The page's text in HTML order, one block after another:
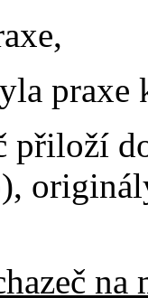
praxe
přiloží
na